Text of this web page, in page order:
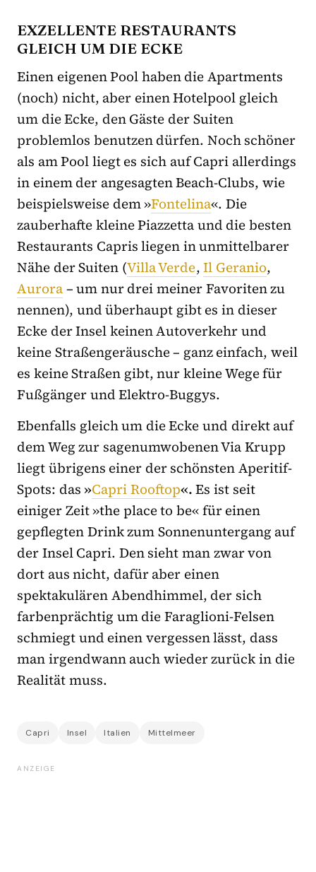
EXZELLENTE RESTAURANTS
GLEICH UM DIE ECKE
Einen eigenen Pool haben die Apartments
(noch) nicht, aber einen Hotelpool gleich
um die Ecke, den Gäste der Suiten
problemlos benutzen dürfen. Noch schöner
als am Pool liegt es sich auf Capri allerdings
in einem der angesagten Beach-Clubs, wie
beispielsweise dem »Fontelina«. Die
zauberhafte kleine Piazzetta und die besten
Restaurants Capris liegen in unmittelbarer
Nähe der Suiten (Villa Verde,Il Geranio,
Aurora– um nur drei meiner Favoriten zu
nennen), und überhaupt gibt es in dieser
Ecke der Insel keinen Autoverkehr und
keine Straßengeräusche – ganz einfach, weil
es keine Straßen gibt, nur kleine Wege für
Fußgänger und Elektro-Buggys.
Ebenfalls gleich um die Ecke und direkt auf
dem Weg zur sagenumwobenen Via Krupp
liegt übrigens einer der schönsten Aperitif-
Spots: das »Capri Rooftop«.Es ist seit
einiger Zeit »the place to be« für einen
gepflegten Drink zum Sonnenuntergang auf
der Insel Capri. Den sieht man zwar von
dort aus nicht, dafür aber einen
spektakulären Abendhimmel, der sich
farbenprächtig um die Faraglioni-Felsen
schmiegt und einen vergessen lässt, dass
man irgendwann auch wieder zurück in die
Realität muss.
Capri Insel Italien Mittelmeer
ANZEIGE